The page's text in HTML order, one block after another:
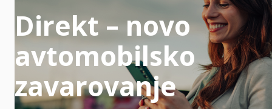
Direkt – novo
avtomobilsko
zavarovanje